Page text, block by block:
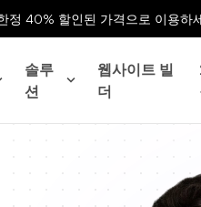
정 40% 할인된 가격으로 이용하
솔루
션
웹사이트 빌
더